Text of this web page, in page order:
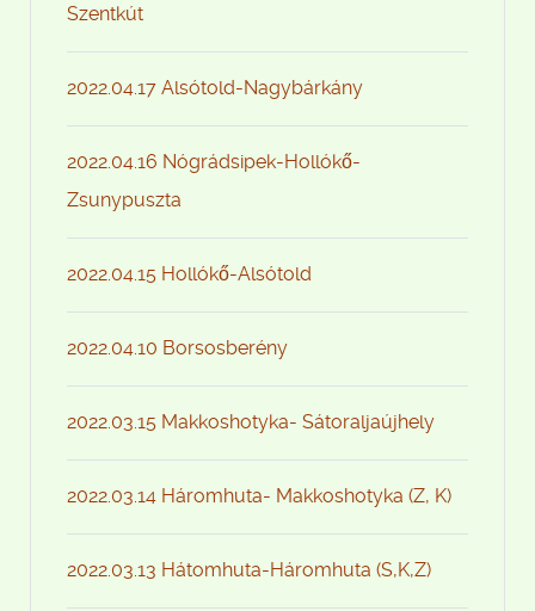
Szentkút
2022.04.17 Alsótold-Nagybárkány
2022.04.16 Nógrádsipek-Hollókő-
Zsunypuszta
2022.04.15 Hollókő-Alsótold
2022.04.10 Borsosberény
2022.03.15 Makkoshotyka- Sátoraljaújhely
2022.03.14 Háromhuta- Makkoshotyka (Z, K)
2022.03.13 Hátomhuta-Háromhuta (S,K,Z)